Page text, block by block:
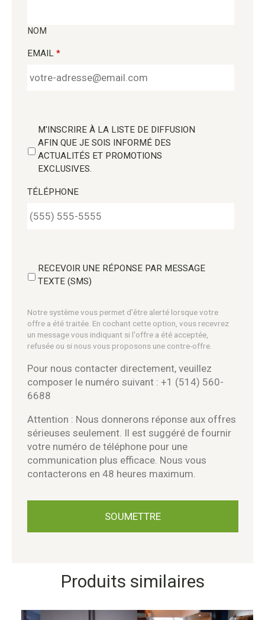
NOM
EMAIL *
M'INSCRIRE À LA LISTE DE DIFFUSION
AFIN QUE JE SOIS INFORMÉ DES
ACTUALITÉS ET PROMOTIONS
EXCLUSIVES.
TÉLÉPHONE
RECEVOIR UNE RÉPONSE PAR MESSAGE
TEXTE (SMS)
Notre système vous permet d'être alerté lorsque votre
offre a été traitée. En cochant cette option, vous recevrez
un message vous indiquant si l'offre a été acceptée,
refusée ou si nous vous proposons une contre-offre.
Pour nous contacter directement, veuillez
composer le numéro suivant : +1 (514) 560-
6688
Attention : Nous donnerons réponse aux offres
sérieuses seulement. Il est suggéré de fournir
votre numéro de téléphone pour une
communication plus efficace. Nous vous
contacterons en 48 heures maximum.
Produits similaires